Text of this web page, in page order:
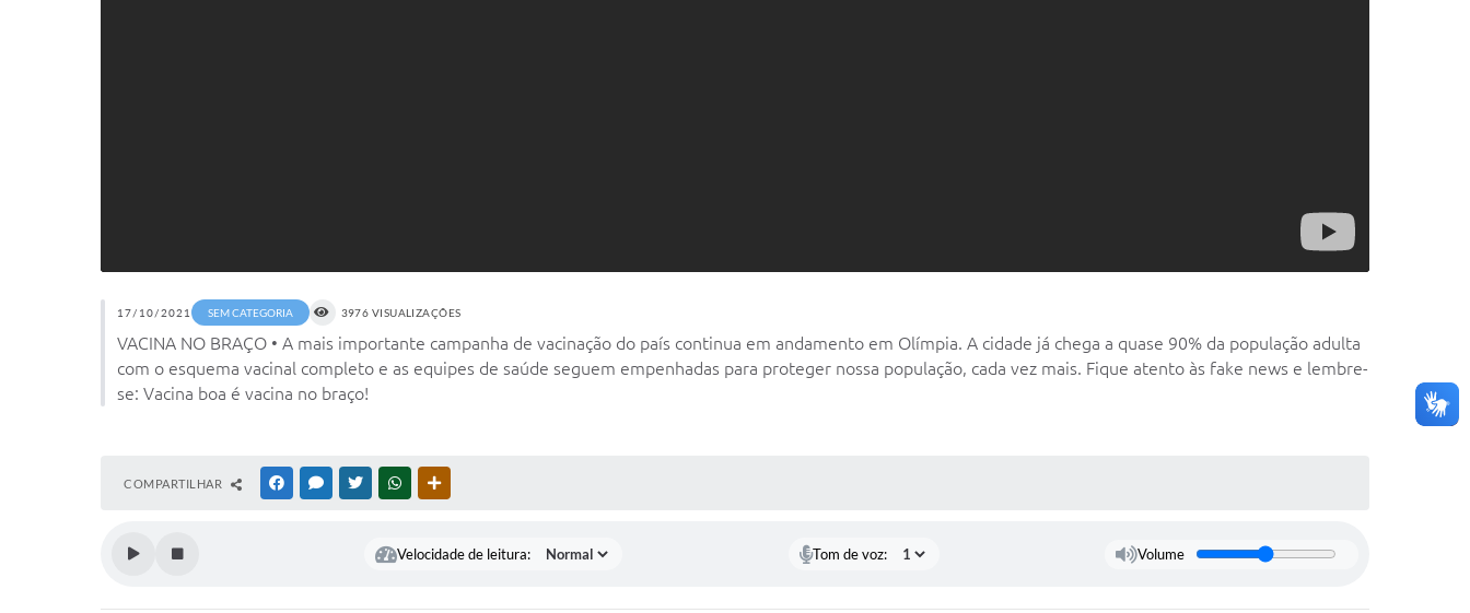
17/10/2021 SEM CATEGORIA 3976 VISUALIZAÇÕES
VACINA NO BRAÇO • A mais importante campanha de vacinação do país continua em andamento em Olímpia. A cidade já chega a quase 90% da população adulta
com o esquema vacinal completo e as equipes de saúde seguem empenhadas para proteger nossa população, cada vez mais. Fique atento às fake news e lembre-
se: Vacina boa é vacina no braço!
COMPARTILHAR FACEBOOKMESSENGER
TWITTERWHATSAPP
Velocidade de leitura: Tom de voz: Volume